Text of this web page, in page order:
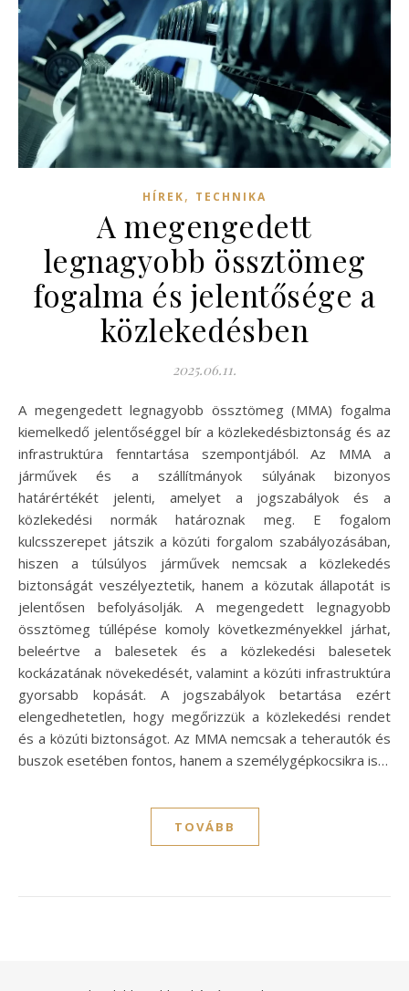
HÍREK, TECHNIKA
A megengedett
legnagyobb össztömeg
fogalma és jelentősége a
közlekedésben
2025.06.11.
A megengedett legnagyobb össztömeg (MMA) fogalma
kiemelkedő jelentőséggel bír a közlekedésbiztonság és az
infrastruktúra fenntartása szempontjából. Az MMA a
járművek és a szállítmányok súlyának bizonyos
határértékét jelenti, amelyet a jogszabályok és a
közlekedési normák határoznak meg. E fogalom
kulcsszerepet játszik a közúti forgalom szabályozásában,
hiszen a túlsúlyos járművek nemcsak a közlekedés
biztonságát veszélyeztetik, hanem a közutak állapotát is
jelentősen befolyásolják. A megengedett legnagyobb
össztömeg túllépése komoly következményekkel járhat,
beleértve a balesetek és a közlekedési balesetek
kockázatának növekedését, valamint a közúti infrastruktúra
gyorsabb kopását. A jogszabályok betartása ezért
elengedhetetlen, hogy megőrizzük a közlekedési rendet
és a közúti biztonságot. Az MMA nemcsak a teherautók és
buszok esetében fontos, hanem a személygépkocsikra is…
TOVÁBB